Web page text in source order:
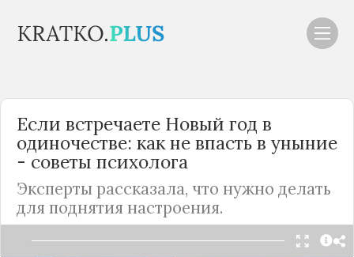
Если встречаете Новый год в
одиночестве: как не впасть в уныние
- советы психолога
Эксперты рассказала, что нужно делать
для поднятия настроения.